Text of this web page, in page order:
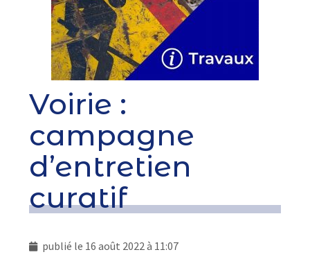
Voirie :
campagne
d’entretien
curatif
publié le 16 août 2022 à 11:07